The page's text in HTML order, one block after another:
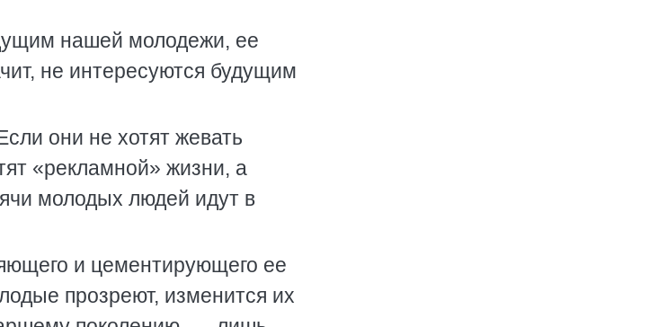
нашей молодежи, ее
не интересуются будущим
они не хотят жевать
«рекламной» жизни, а
молодых людей идут в
и цементирующего ее
прозреют, изменится их